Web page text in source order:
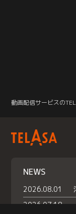
動画配信サービスの
NEWS
2026.08.01
2026.07.18